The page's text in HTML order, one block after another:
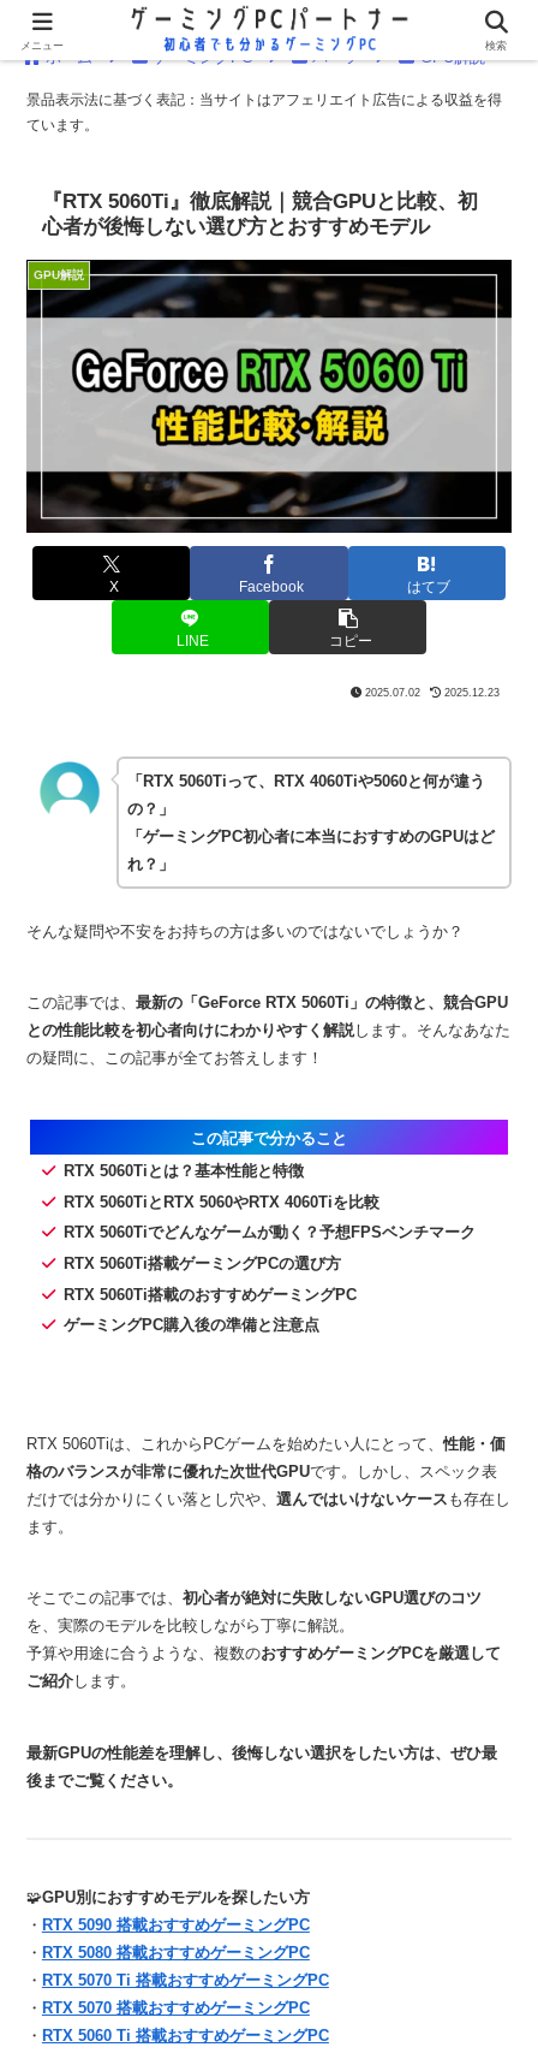
ホーム ゲーミングPC パーツ GPU解説
景品表示法に基づく表記：当サイトはアフェリエイト広告による収益を得
ています。
『RTX 5060Ti』徹底解説｜競合GPUと比較、初
心者が後悔しない選び方とおすすめモデル
GPU解説
X Facebook はてブ
LINE コピー
2025.07.02 2025.12.23
「RTX 5060Tiって、RTX 4060Tiや5060と何が違う
の？」
「ゲーミングPC初心者に本当におすすめのGPUはど
れ？」
そんな疑問や不安をお持ちの方は多いのではないでしょうか？
この記事では、 最新の「GeForce RTX 5060Ti」の特徴と、競合GPU
との性能比較を初心者向けにわかりやすく解説します。そんなあなた
の疑問に、この記事が全てお答えします！
この記事で分かること
RTX 5060Tiとは？基本性能と特徴
RTX 5060TiとRTX 5060やRTX 4060Tiを比較
RTX 5060Tiでどんなゲームが動く？予想FPSベンチマーク
RTX 5060Ti搭載ゲーミングPCの選び方
RTX 5060Ti搭載のおすすめゲーミングPC
ゲーミングPC購入後の準備と注意点
RTX 5060Tiは、これからPCゲームを始めたい人にとって、性能・価
格のバランスが非常に優れた次世代GPUです。しかし、スペック表
だけでは分かりにくい落とし穴や、 選んではいけないケース も存在し
ます。
そこでこの記事では、 初心者が絶対に失敗しないGPU選びのコツ
を、実際のモデルを比較しながら丁寧に解説。
予算や用途に合うような、複数のおすすめゲーミングPCを厳選して
ご紹介します。
最新GPUの性能差を理解し、後悔しない選択をしたい方は、ぜひ最
後までご覧ください。
🧩GPU別におすすめモデルを探したい方
・ RTX 5090 搭載おすすめゲーミングPC
・ RTX 5080 搭載おすすめゲーミングPC
・ RTX 5070 Ti 搭載おすすめゲーミングPC
・ RTX 5070 搭載おすすめゲーミングPC
・ RTX 5060 Ti 搭載おすすめゲーミングPC
メニュー 検索